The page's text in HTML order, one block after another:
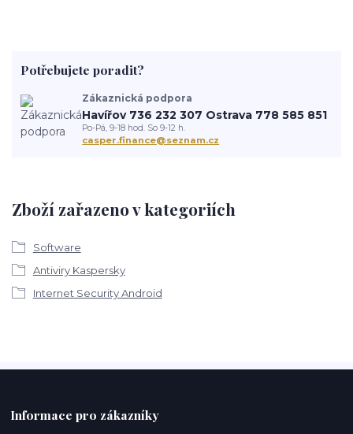
Zboží zařazeno v kategoriích
Software
Antiviry Kaspersky
Internet Security Android
Potřebujete poradit?
Zákaznická podpora
Havířov 736 232 307 Ostrava 778 585 851
Po-Pá, 9-18 hod. So 9-12 h.
casper.finance@seznam.cz
Informace pro zákazníky